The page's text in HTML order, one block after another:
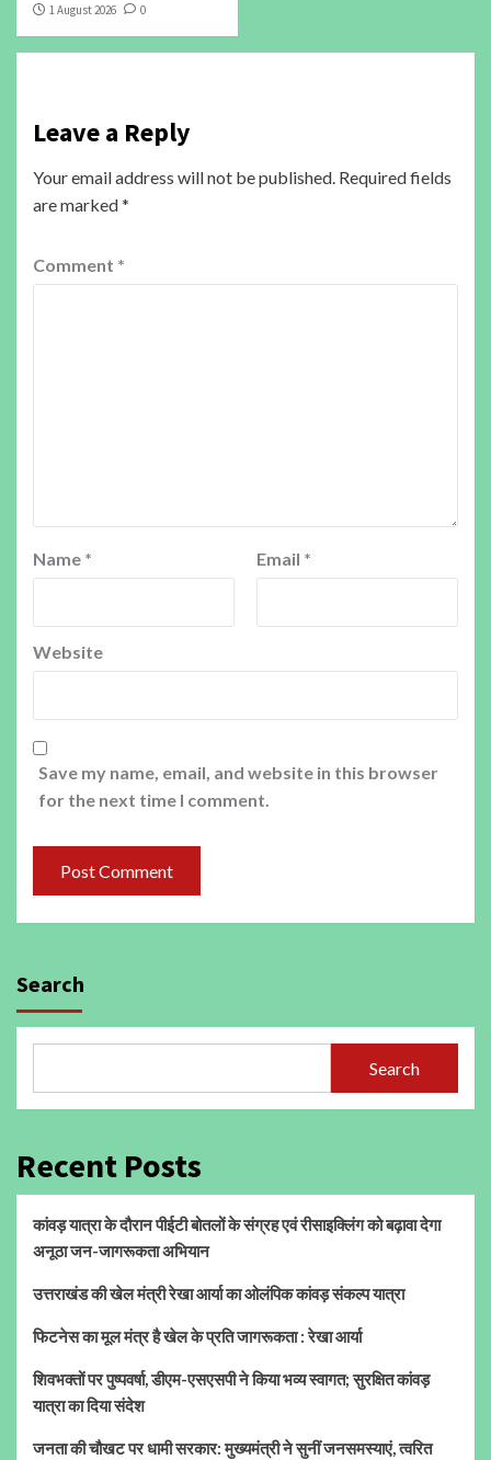
1 August 2026
0
Leave a Reply
Your email address will not be published. Required fields
are marked*
Comment *
Name * Email *
Website
Save my name, email, and website in this browser
for the next time I comment.
Search
Search
Recent Posts
कांवड़ यात्रा के दौरान पीईटी बोतलों के संग्रह एवं रीसाइक्लिंग को बढ़ावा देगा
अनूठा जन-जागरूकता अभियान
उत्तराखंड की खेल मंत्री रेखा आर्या का ओलंपिक कांवड़ संकल्प यात्रा
फिटनेस का मूल मंत्र है खेल के प्रति जागरूकता : रेखा आर्या
शिवभक्तों पर पुष्पवर्षा, डीएम-एसएसपी ने किया भव्य स्वागत; सुरक्षित कांवड़
यात्रा का दिया संदेश
जनता की चौखट पर धामी सरकार: मुख्यमंत्री ने सुनीं जनसमस्याएं, त्वरित